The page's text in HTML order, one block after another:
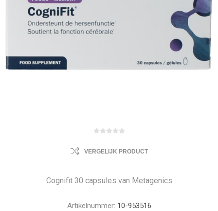
VERGELIJK PRODUCT
Cognifit 30 capsules van Metagenics
Artikelnummer: 10-953516